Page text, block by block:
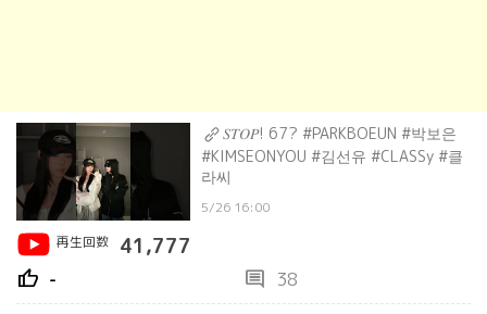
𝑆𝑇𝑂𝑃! 67? #PARKBOEUN #박보은
#KIMSEONYOU #김선유 #CLASSy #클
라씨
5/26 16:00
再生回数
41,777
thumb_up - comment 38